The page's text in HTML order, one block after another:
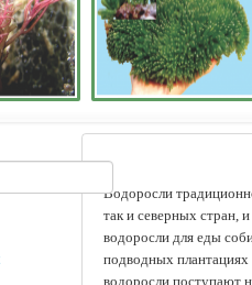
Водоросли
так и северных стран,
водоросли для еды
подводных
водоросли поступают